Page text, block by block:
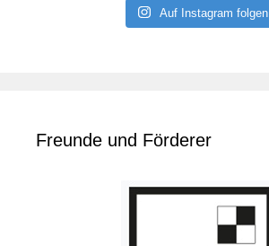
Auf Instagram folgen
Freunde und Förderer